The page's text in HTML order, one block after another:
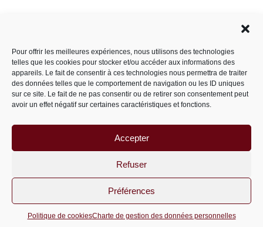
Pour offrir les meilleures expériences, nous utilisons des technologies
telles que les cookies pour stocker et/ou accéder aux informations des
appareils. Le fait de consentir à ces technologies nous permettra de traiter
des données telles que le comportement de navigation ou les ID uniques
sur ce site. Le fait de ne pas consentir ou de retirer son consentement peut
avoir un effet négatif sur certaines caractéristiques et fonctions.
Accepter
Refuser
Préférences
Politique de cookiesCharte de gestion des données personnelles
Catégories